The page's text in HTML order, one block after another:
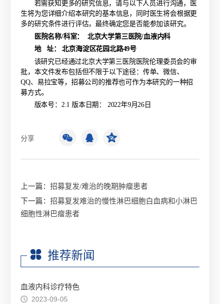
若需获知更多的研究信息，请与以下人员进行沟通，医
生将为您详细介绍本研究的基本信息，同时医生将会根据更
多的研究条件进行评估，最终确定您是否能参加该研究。
医院名称/科室： 北京大学第三医院/血液内科
地
址： 北京海淀区花园北路49号
该研究已经通过北京大学第三医院医院伦理委员会的审
批，本文件发布包括但不限于以下途径：传单、微信、
QQ、易拉宝等，招募公司的推荐也可作为本研究的一种招
募方式。
版本号： 2.1 版本日期： 2022年9月26日
分享
上一篇：招募复发/难治的晚期肿瘤患者
下一篇：招募复发难治的慢性淋巴细胞白血病和小淋巴
细胞性淋巴瘤患者
推荐新闻
血液内科诊疗特色
2023-09-05